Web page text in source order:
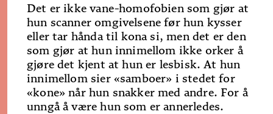
Det er ikke vane-homofobien som gjør at
hun scanner omgivelsene før hun kysser
eller tar hånda til kona si, men det er den
som gjør at hun innimellom ikke orker å
gjøre det kjent at hun er lesbisk. At hun
innimellom sier «samboer» i stedet for
«kone» når hun snakker med andre. For å
unngå å være hun som er annerledes.